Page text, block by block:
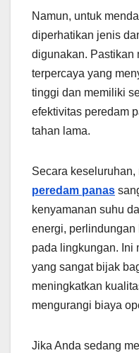
Namun, untuk
diperhatikan jenis
digunakan. Pastikan
terpercaya yang
tinggi dan memiliki
efektivitas peredam
tahan lama.
Secara
peredam panas
kenyamanan suhu
energi,
pada lingkungan. Ini
yang sangat bijak
meningkatkan
mengurangi biaya
Jika Anda sedang